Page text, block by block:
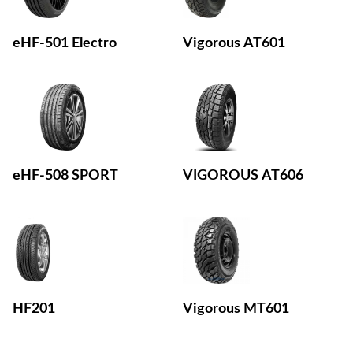
eHF-501 Electro
eHF-508 SPORT
HF201
Vigorous AT601
VIGOROUS AT606
Vigorous MT601